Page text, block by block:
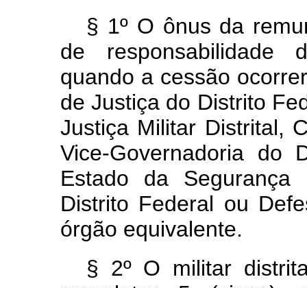
§ 1º O ônus da
de responsabilidade
quando a cessão
de Justiça do Distrito
Justiça Militar Distrital,
Vice-Governadoria do
Estado da
Distrito Federal ou
órgão equivalente.
§ 2º O militar